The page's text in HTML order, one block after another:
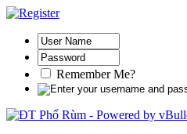
Remember Me?